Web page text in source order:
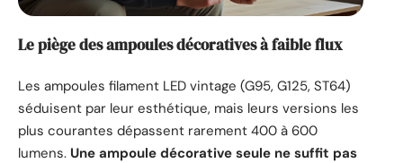
Le piège des ampoules décoratives à faible flux
Les ampoules filament LED vintage (G95, G125, ST64)
séduisent par leur esthétique, mais leurs versions les
plus courantes dépassent rarement 400 à 600
lumens. Une ampoule décorative seule ne suffit pas